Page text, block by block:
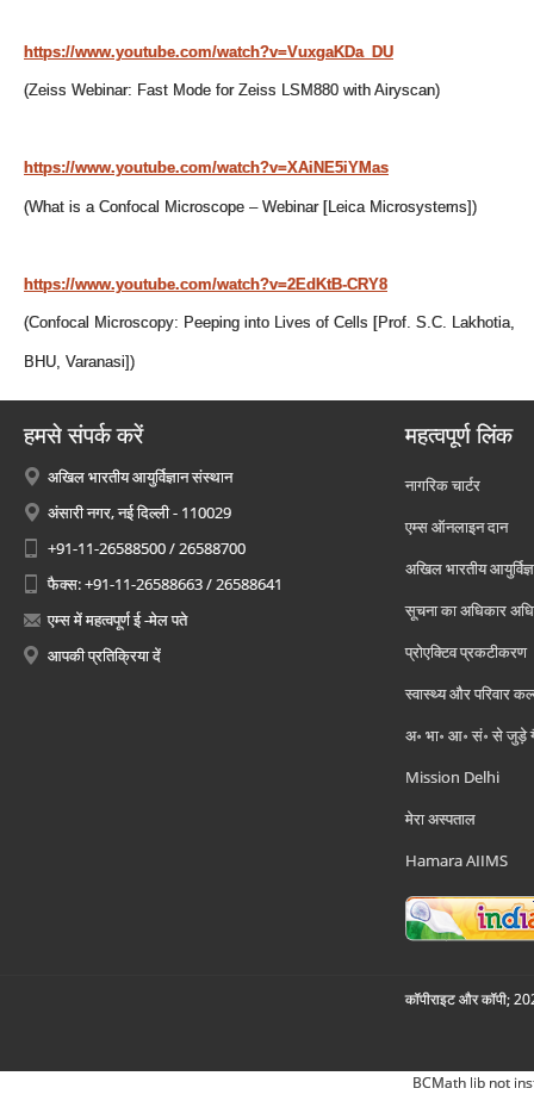
https://www.youtube.com/watch?v=VuxgaKDa_DU
(Zeiss Webinar: Fast Mode for Zeiss LSM880 with Airyscan)
https://www.youtube.com/watch?v=XAiNE5iYMas
(What is a Confocal Microscope – Webinar [Leica Microsystems])
https://www.youtube.com/watch?v=2EdKtB-CRY8
(Confocal Microscopy: Peeping into Lives of Cells [Prof. S.C. Lakhotia,
BHU, Varanasi])
हमसे संपर्क करें
अखिल भारतीय आयुर्विज्ञान संस्थान
अंसारी नगर, नई दिल्ली - 110029
+91-11-26588500 / 26588700
फैक्स: +91-11-26588663 / 26588641
एम्स में महत्वपूर्ण ई -मेल पते
आपकी प्रतिक्रिया दें
महत्वपूर्ण लिंक
नागरिक चार्टर
एम्स ऑनलाइन दान
अखिल भारतीय
सूचना का अधिकार
प्रोएक्टिव प्रकटीकरण
स्वास्थ्य और परिवार
अ॰ भा॰ आ॰ सं॰ से जुड़े
Mission Delhi
मेरा अस्पताल
Hamara AIIMS
कॉपीराइट और कॉपी;
BCMath lib not